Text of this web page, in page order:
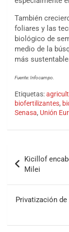
También
foliares y las
biológico de
medio de la
más
Fuente: Infocampo.
Etiquetas:
biofertilizantes,
Senasa, Unión
Kicillof
Milei
Privatización